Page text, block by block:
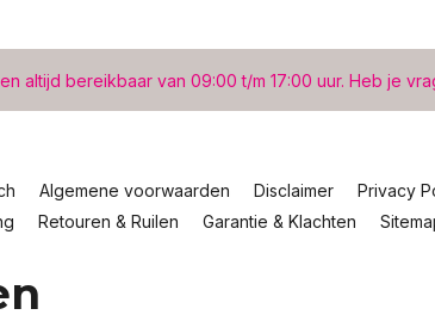
altijd bereikbaar van 09:00 t/m 17:00 uur. Heb je
Algemene voorwaarden Disclaimer
Privacy
Retouren & Ruilen Garantie & Klachten